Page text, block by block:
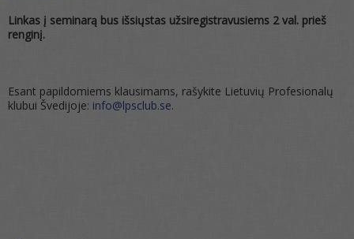
Linkas į seminarą bus išsiųstas užsiregistravusiems 2 val. prieš
renginį.
Esant papildomiems klausimams, rašykite Lietuvių Profesionalų
klubui Švedijoje: info@lpsclub.se.